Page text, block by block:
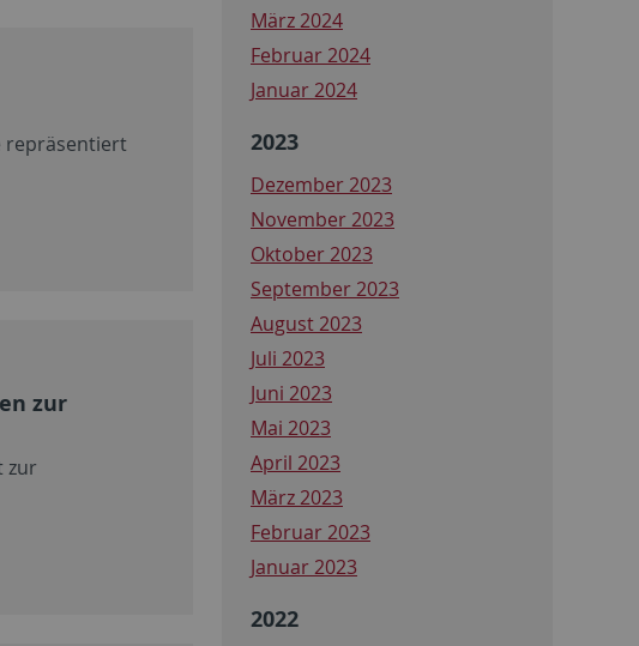
repräsentiert
zur
zur
März 2024
Februar 2024
Januar 2024
2023
Dezember 2023
November 2023
Oktober 2023
September 2023
August 2023
Juli 2023
Juni 2023
Mai 2023
April 2023
März 2023
Februar 2023
Januar 2023
2022